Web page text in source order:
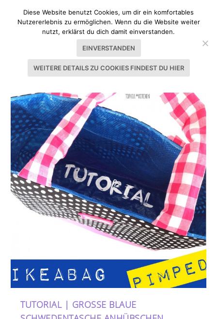
SCHLAGWORT:IKEATASCHE NÄHEN
TUTORIAL | GROSSE BLAUE S
Diese Website benutzt Cookies, um dir ein komfortables
Nutzererlebnis zu ermöglichen. Wenn du die Website weiter
nutzt, erklärst du dich damit einverstanden.
EINVERSTANDEN
WEITERE DETAILS ZU COOKIES FINDEST DU HIER